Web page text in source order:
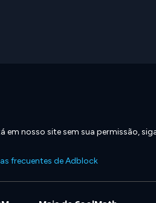
nosso site sem sua permissão,
frecuentes de Adblock